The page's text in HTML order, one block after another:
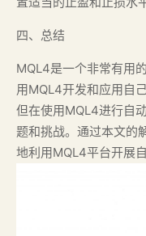
四、总结
MQL4是一个非常有用
用MQL4开发和应用自
但在使用MQL4进行自
题和挑战。通过本文的
地利用MQL4平台开展